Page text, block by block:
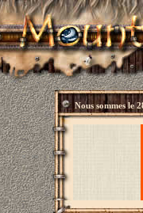
Nous sommes le